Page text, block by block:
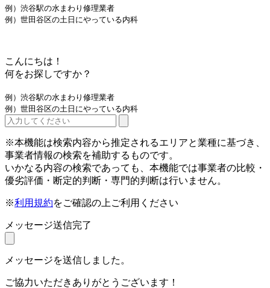
例）渋谷駅の水まわり修理業者
例）世田谷区の土日にやっている内科
こんにちは！
何をお探しですか？
例）渋谷駅の水まわり修理業者
例）世田谷区の土日にやっている内科
※本機能は検索内容から推定されるエリアと業種に基づき、
事業者情報の検索を補助するものです。
いかなる内容の検索であっても、本機能では事業者の比較・
優劣評価・断定的判断・専門的判断は行いません。
※利用規約をご確認の上ご利用ください
メッセージ送信完了
メッセージを送信しました。
ご協力いただきありがとうございます！